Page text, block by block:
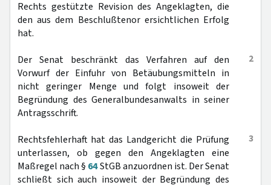
Rechts gestützte Revision des Angeklagten, die
den aus dem Beschlußtenor ersichtlichen Erfolg
hat.
2
Der Senat beschränkt das Verfahren auf den
Vorwurf der Einfuhr von Betäubungsmitteln in
nicht geringer Menge und folgt insoweit der
Begründung des Generalbundesanwalts in seiner
Antragsschrift.
3
Rechtsfehlerhaft hat das Landgericht die Prüfung
unterlassen, ob gegen den Angeklagten eine
Maßregel nach § 64StGB anzuordnen ist. Der Senat
schließt sich auch insoweit der Begründung des